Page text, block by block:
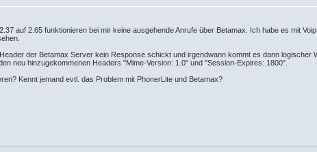
auf 2.65 funktionieren bei mir keine ausgehende Anrufe über Betamax. Ich habe es mit
der Betamax Server kein Response schickt und irgendwann kommt es dann logischer
neu hinzugekommenen Headers "Mime-Version: 1.0" und "Session-Expires: 1800".
Kennt jemand evtl. das Problem mit PhonerLite und Betamax?